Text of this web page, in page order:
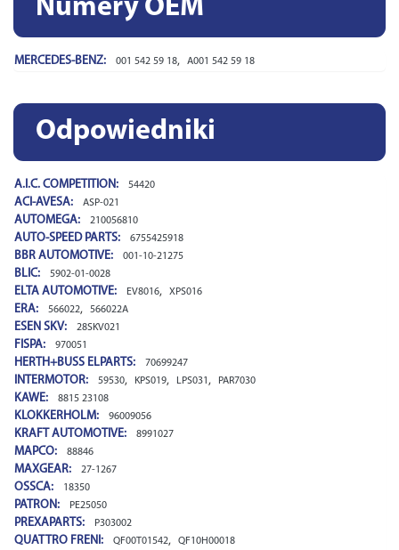
Numery OEM
MERCEDES-BENZ: 001 542 59 18, A001 542 59 18
Odpowiedniki
A.I.C. COMPETITION: 54420
ACI-AVESA: ASP-021
AUTOMEGA: 210056810
AUTO-SPEED PARTS: 6755425918
BBR AUTOMOTIVE: 001-10-21275
BLIC: 5902-01-0028
ELTA AUTOMOTIVE: EV8016, XPS016
ERA: 566022, 566022A
ESEN SKV: 28SKV021
FISPA: 970051
HERTH+BUSS ELPARTS: 70699247
INTERMOTOR: 59530, KPS019, LPS031 , PAR7030
KAWE: 8815 23108
KLOKKERHOLM: 96009056
KRAFT AUTOMOTIVE: 8991027
MAPCO: 88846
MAXGEAR: 27-1267
OSSCA: 18350
PATRON: PE25050
PREXAPARTS: P303002
QUATTRO FRENI: QF00T01542, QF10H00018